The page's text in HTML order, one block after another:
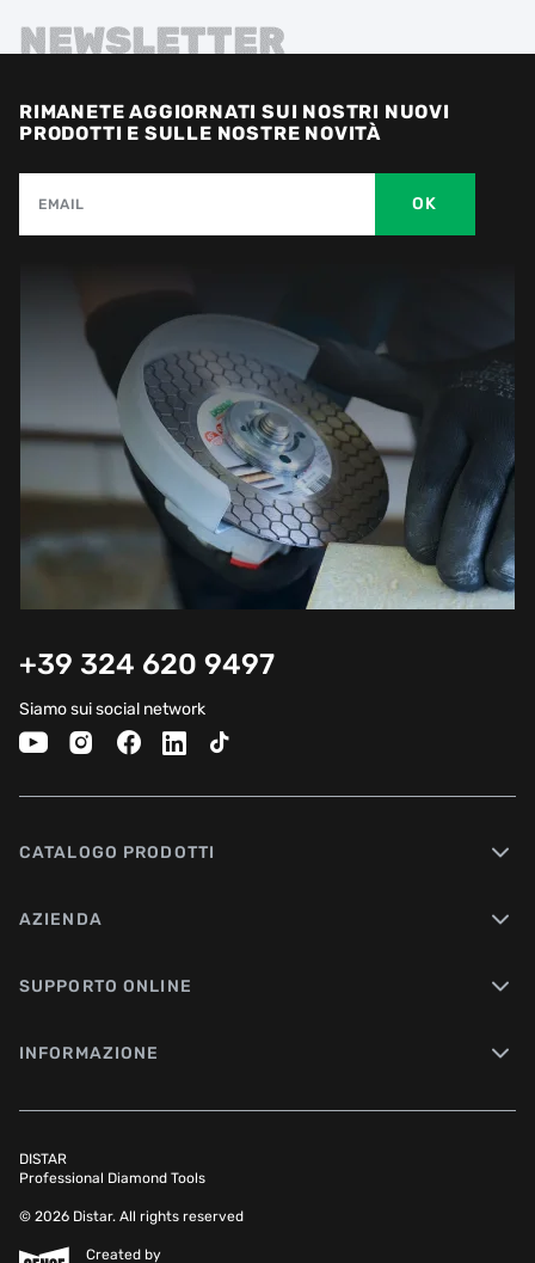
NEWSLETTER
RIMANETE AGGIORNATI SUI NOSTRI NUOVI
PRODOTTI E SULLE NOSTRE NOVITÀ
EMAIL OK
+39 324 620 9497
Siamo sui social network
CATALOGO PRODOTTI
AZIENDA
SUPPORTO ONLINE
INFORMAZIONE
DISTAR
Professional Diamond Tools
© 2026 Distar. All rights reserved
Created by